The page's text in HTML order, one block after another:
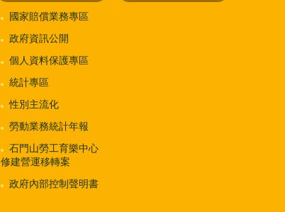
國家賠償業務專區
政府資訊公開
個人資料保護專區
統計專區
性別主流化
勞動業務統計年報
石門山勞工育樂中心
修建營運移轉案
政府內部控制聲明書